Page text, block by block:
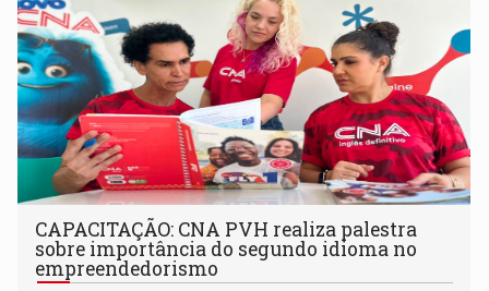
CAPACITAÇÃO: CNA PVH realiza palestra
sobre importância do segundo idioma no
empreendedorismo